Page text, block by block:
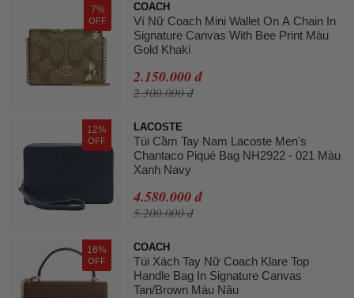
7%
OFF
COACH
Ví Nữ Coach Mini Wallet On A Chain In
Signature Canvas With Bee Print Màu
Gold Khaki
2.150.000 đ
2.300.000 đ
12%
OFF
LACOSTE
Túi Cầm Tay Nam Lacoste Men's
Chantaco Piqué Bag NH2922 - 021 Màu
Xanh Navy
4.580.000 đ
5.200.000 đ
16%
OFF
COACH
Túi Xách Tay Nữ Coach Klare Top
Handle Bag In Signature Canvas
Tan/Brown Màu Nâu